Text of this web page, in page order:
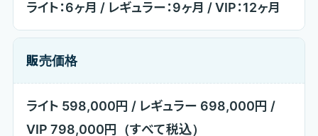
ライト：6ヶ月 / レギュラー：9ヶ月 / VIP：12ヶ月
販売価格
ライト 598,000円 / レギュラー 698,000円 /
VIP 798,000円（すべて税込）